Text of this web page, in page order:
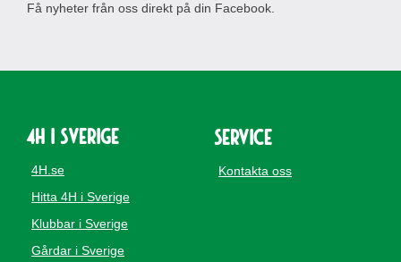
Få nyheter från oss direkt på din Facebook.
4H i Sverige
4H.se
Hitta 4H i Sverige
Klubbar i Sverige
Gårdar i Sverige
Service
Kontakta oss